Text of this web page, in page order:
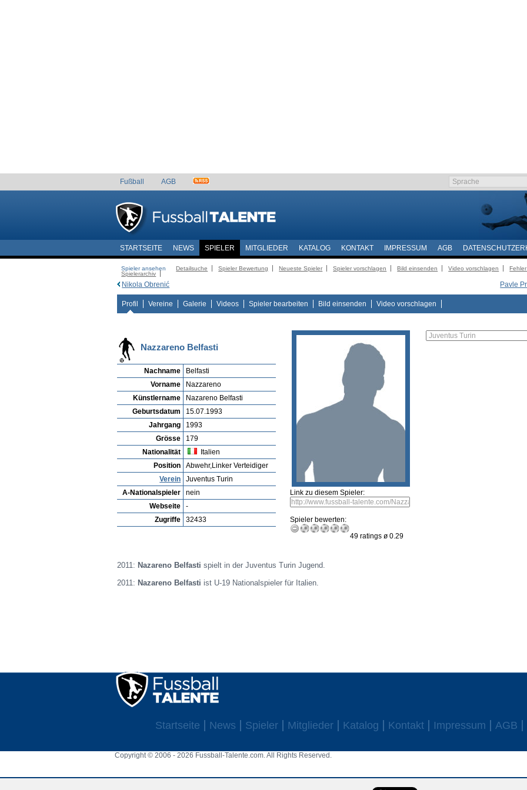
Fußball AGB
STARTSEITE NEWS SPIELER MITGLIEDER KATALOG KONTAKT IMPRESSUM AGB
Spieler ansehen Detailsuche Spieler Bewertung Neueste Spieler Spieler vorschlagen Bild einsenden Video vorschlagen
Spielerarchiv
Pavle
Nikola Obrenić
Profil Vereine Galerie Videos Spieler bearbeiten Bild einsenden Video vorschlagen
Nazzareno Belfasti
Nachname
Belfasti
Vorname
Nazzareno
Künstlername
Nazareno Belfasti
Geburtsdatum
15.07.1993
Jahrgang
1993
Grösse
179
Nationalität
Italien
Position
Abwehr,Linker Verteidiger
Verein
Juventus Turin
A-Nationalspieler
nein
Webseite
-
Zugriffe
32433
Link zu diesem Spieler:
Spieler bewerten:
49 ratings ø 0.29
2011: Nazareno Belfasti spielt in der Juventus Turin Jugend.
2011: Nazareno Belfasti ist U-19 Nationalspieler für Italien.
Startseite News Spieler Mitglieder Katalog Kontakt Impressum AGB
Copyright © 2006 - 2026 Fussball-Talente.com. All Rights Reserved.